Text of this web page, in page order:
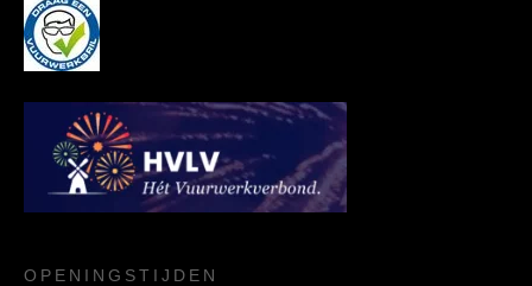
OPENINGSTIJDEN